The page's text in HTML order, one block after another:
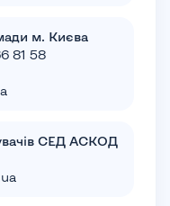
м. Києва
81 58
СЕД АСКОД